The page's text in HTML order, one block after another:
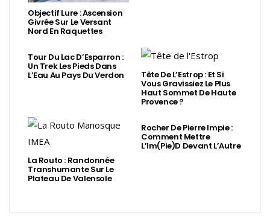
Objectif Lure : Ascension
Givrée Sur Le Versant
Nord En Raquettes
Tour Du Lac D’Esparron :
Un Trek Les Pieds Dans
L’Eau Au Pays Du Verdon Tête De L’Estrop : Et Si
Vous Gravissiez Le Plus
Haut Sommet De Haute
Provence ?
La Routo : Randonnée
Transhumante Sur Le
Plateau De Valensole
Rocher De Pierre Impie :
Comment Mettre
L’Im(Pie)d Devant L’Autre